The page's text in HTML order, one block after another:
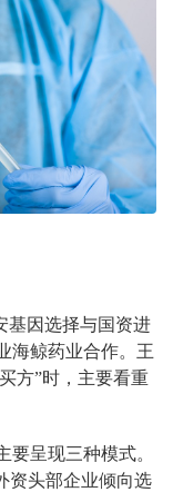
基因选择与国资进
海鲸药业合作。王
方”时，主要看重
呈现三种模式。
资头部企业倾向选